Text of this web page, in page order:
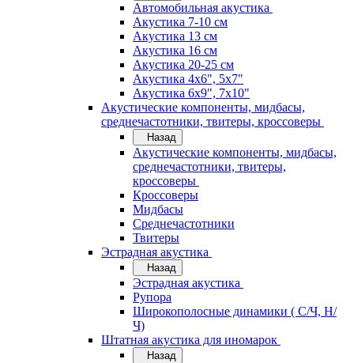
Автомобильная акустика
Акустика 7-10 см
Акустика 13 см
Акустика 16 см
Акустика 20-25 см
Акустика 4х6", 5х7"
Акустика 6х9", 7х10"
Акустические компоненты, мидбасы,
среднечастотники, твитеры, кроссоверы
Назад
Акустические компоненты, мидбасы,
среднечастотники, твитеры,
кроссоверы
Кроссоверы
Мидбасы
Среднечастотники
Твитеры
Эстрадная акустика
Назад
Эстрадная акустика
Рупора
Широкополосные динамики ( С/Ч, Н/
Ч)
Штатная акустика для иномарок
Назад